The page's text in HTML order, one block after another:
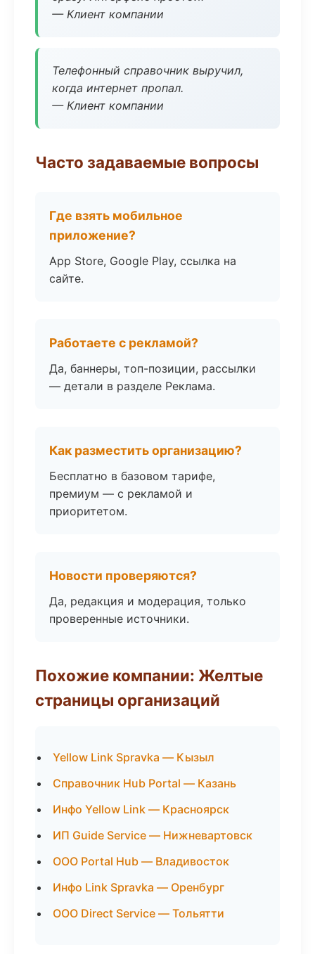
— Клиент компании
Телефонный справочник выручил,
когда интернет пропал.
— Клиент компании
Часто задаваемые вопросы
Где взять мобильное
приложение?
App Store, Google Play, ссылка на
сайте.
Работаете с рекламой?
Да, баннеры, топ-позиции, рассылки
— детали в разделе Реклама.
Как разместить организацию?
Бесплатно в базовом тарифе,
премиум — с рекламой и
приоритетом.
Новости проверяются?
Да, редакция и модерация, только
проверенные источники.
Похожие компании: Желтые
страницы организаций
Yellow Link Spravka — Кызыл
Справочник Hub Portal — Казань
Инфо Yellow Link — Красноярск
ИП Guide Service — Нижневартовск
ООО Portal Hub — Владивосток
Инфо Link Spravka — Оренбург
ООО Direct Service — Тольятти